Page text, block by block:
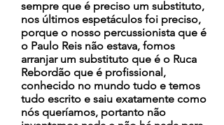
sempre que é preciso um substituto,
nos últimos espetáculos foi preciso,
porque o nosso percussionista que é
o Paulo Reis não estava, fomos
arranjar um substituto que é o Ruca
Rebordão que é profissional,
conhecido no mundo tudo e temos
tudo escrito e saiu exatamente como
nós queríamos, portanto não